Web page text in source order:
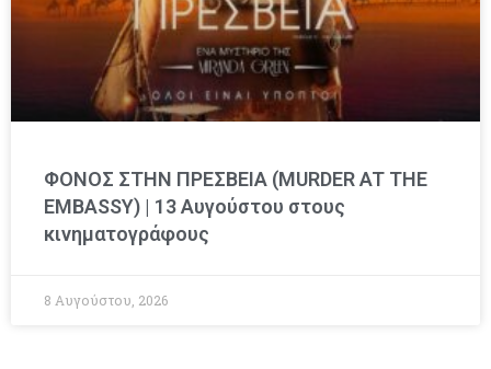
ΦΟΝΟΣ ΣΤΗΝ ΠΡΕΣΒΕΙΑ (MURDER AT THE
EMBASSY) | 13 Αυγούστου στους
κινηματογράφους
8 Αυγούστου, 2026